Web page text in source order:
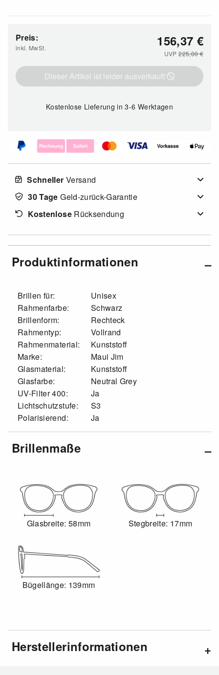
Preis:
inkl. MwSt. 156,37 €
UVP225,00€
Dieser Artikel ist leider ausverkauft
Kostenlose Lieferungin 3-6 Werktagen
Schneller Versand
30 Tage Geld-zurück-Garantie
KostenloseRücksendung
Produktinformationen
Brillen für:
Unisex
Rahmenfarbe:
Schwarz
Brillenform:
Rechteck
Rahmentyp:
Vollrand
Rahmenmaterial:
Kunststoff
Marke:
Maui Jim
Glasmaterial:
Kunststoff
Glasfarbe:
Neutral Grey
UV-Filter 400:
Ja
Lichtschutzstufe:
S3
Polarisierend:
Ja
Brillenmaße
Glasbreite: 58mm Stegbreite: 17mm
Bügellänge: 139mm
Herstellerinformationen